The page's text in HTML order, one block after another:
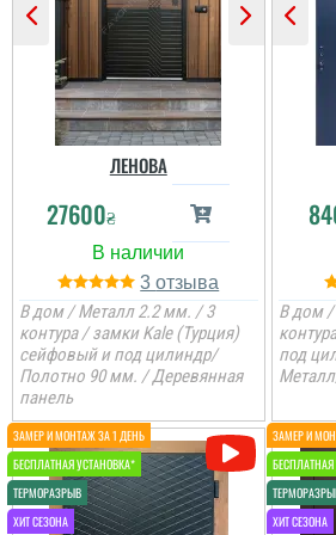
ЛЕНОВА
27600₴
3
В дом / Металл 2.2 мм. / 3
контура / замки Kale (Турция)
сейфовый и под цилиндр/
Полотно 90 мм. / Деревянная
панель
В дом
под